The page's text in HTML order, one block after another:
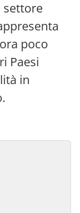
settore
poco
Paesi
in